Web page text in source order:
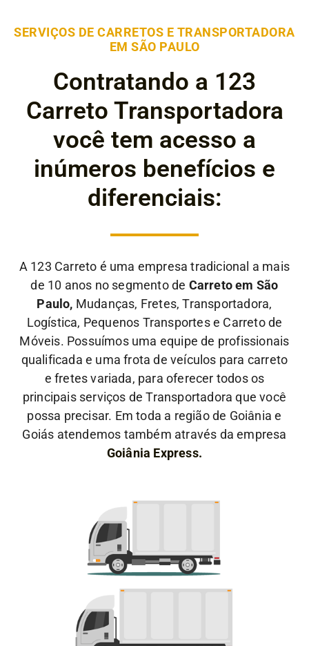
SERVIÇOS DE CARRETOS E TRANSPORTADORA
EM SÃO PAULO
Contratando a 123
Carreto Transportadora
você tem acesso a
inúmeros benefícios e
diferenciais:
A 123 Carreto é uma empresa tradicional a mais
de 10 anos no segmento de Carreto em São
Paulo, Mudanças, Fretes, Transportadora,
Logística, Pequenos Transportes e Carreto de
Móveis. Possuímos uma equipe de profissionais
qualificada e uma frota de veículos para carreto
e fretes variada, para oferecer todos os
principais serviços de Transportadora que você
possa precisar. Em toda a região de Goiânia e
Goiás atendemos também através da empresa
Goiânia Express.